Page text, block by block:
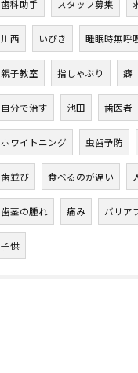
歯科助手 スタッフ募集
川西 いびき 睡眠時無呼
親子教室 指しゃぶり 癖
自分で治す 池田 歯医者
ホワイトニング 虫歯予防
歯並び 食べるのが遅い
歯茎の腫れ 痛み バリア
子供